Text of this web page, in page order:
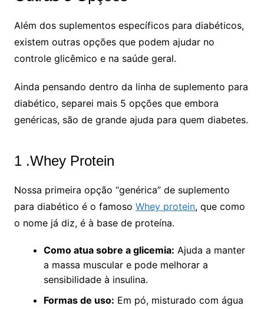
Além dos suplementos específicos para diabéticos,
existem outras opções que podem ajudar no
controle glicêmico e na saúde geral.
Ainda pensando dentro da linha de suplemento para
diabético, separei mais 5 opções que embora
genéricas, são de grande ajuda para quem diabetes.
1 .Whey Protein
Nossa primeira opção “genérica” de suplemento
para diabético é o famoso Whey protein, que como
o nome já diz, é à base de proteína.
Como atua sobre a glicemia: Ajuda a manter
a massa muscular e pode melhorar a
sensibilidade à insulina.
Formas de uso: Em pó, misturado com água